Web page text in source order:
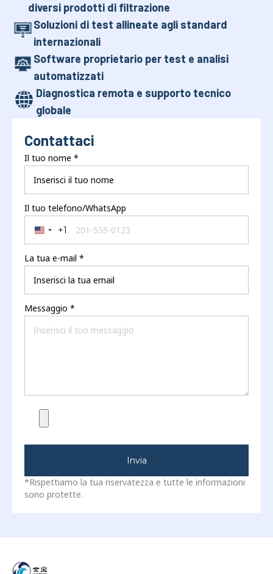
diversi prodotti di filtrazione
Soluzioni di test allineate agli standard
internazionali
Software proprietario per test e analisi
automatizzati
Diagnostica remota e supporto tecnico
globale
Contattaci
Il tuo nome *
Il tuo telefono/WhatsApp
United States +1
+1
La tua e-mail *
Messaggio *
Invia
*Rispettiamo la tua riservatezza e tutte le informazioni
sono protette.